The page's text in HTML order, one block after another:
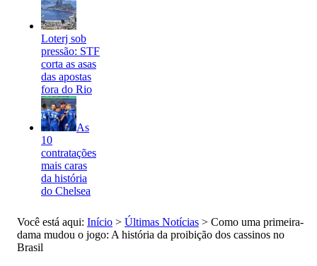
Loterj sob
pressão: STF
corta as asas
das apostas
fora do Rio
As
10
contratações
mais caras
da história
do Chelsea
Você está aqui: Início > Últimas Notícias > Como uma primeira-
dama mudou o jogo: A história da proibição dos cassinos no
Brasil